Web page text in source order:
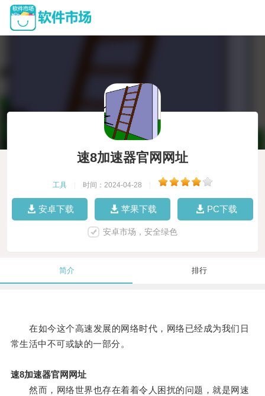
速8加速器官网网址
工具 时间：2024-04-28
安卓下载 苹果下载 PC下载
安卓市场，安全绿色
简介 排行
在如今这个高速发展的网络时代，网络已经成为我们日
常生活中不可或缺的一部分。
速8加速器官网网址
然而，网络世界也存在着着令人困扰的问题，就是网速